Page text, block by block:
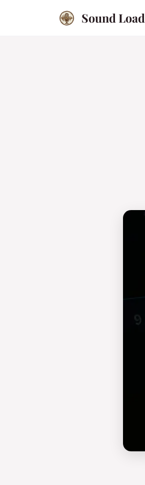
Sound Load